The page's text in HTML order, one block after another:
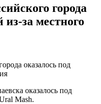
города
из-за местного
оказалось под
Mash.